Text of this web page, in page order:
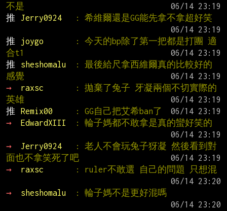
不是
推
Jerry0924
: 希維爾還是GG能先拿不拿超好笑
推
joygo
: 今天的bp除了第一把都是打團 適
合t1
推
sheshomalu
: 最後給尺拿西維爾真的比較好的
感覺
→
raxsc
: 拋棄了兔子 牙凝兩個不切實際的
英雄
推
Remix00 : GG自己把艾希ban了
→
EdwardXIII
: 輪子媽都不敢拿是真的蠻好笑的
→
Jerry0924
: 老人不會玩兔子犽凝 然後看到對
面也不拿笑死了吧
→
raxsc
: ruler不敢選 自己的問題 只想混
→
sheshomalu
: 輪子媽不是更好混嗎